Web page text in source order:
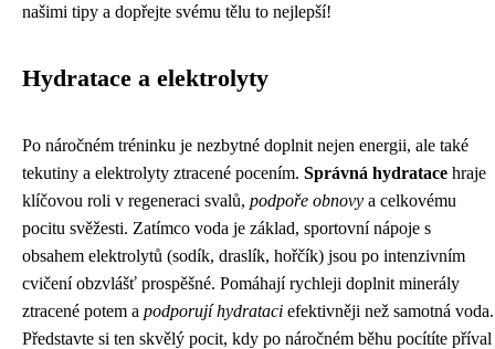
našimi tipy a dopřejte svému tělu to nejlepší!
Hydratace a elektrolyty
Po náročném tréninku je nezbytné doplnit nejen energii, ale také
tekutiny a elektrolyty ztracené pocením. Správná hydratace hraje
klíčovou roli v regeneraci svalů, podpoře obnovy a celkovému
pocitu svěžesti. Zatímco voda je základ, sportovní nápoje s
obsahem elektrolytů (sodík, draslík, hořčík) jsou po intenzivním
cvičení obzvlášť prospěšné. Pomáhají rychleji doplnit minerály
ztracené potem a podporují hydrataci efektivněji než samotná voda.
Představte si ten skvělý pocit, kdy po náročném běhu pocítíte příval